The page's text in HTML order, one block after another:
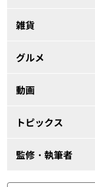
雑貨
グルメ
動画
トピックス
監修・執筆者